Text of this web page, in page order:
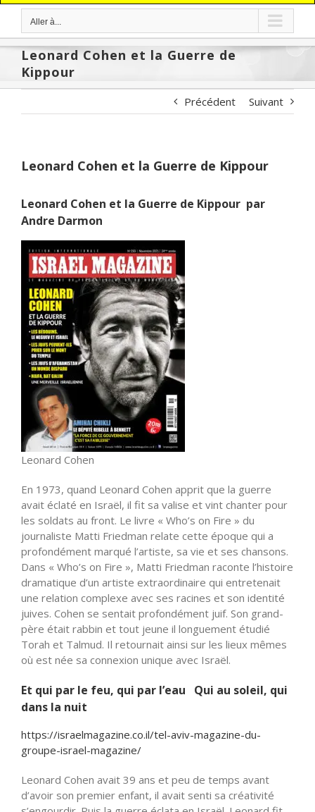
Aller à...
Leonard Cohen et la Guerre de
Kippour
Précédent Suivant
Leonard Cohen et la Guerre de Kippour
Leonard Cohen et la Guerre de Kippour par
Andre Darmon
Leonard Cohen
En 1973, quand Leonard Cohen apprit que la guerre
avait éclaté en Israël, il fit sa valise et vint chanter pour
les soldats au front. Le livre « Who’s on Fire » du
journaliste Matti Friedman relate cette époque qui a
profondément marqué l’artiste, sa vie et ses chansons.
Dans « Who’s on Fire », Matti Friedman raconte l’histoire
dramatique d’un artiste extraordinaire qui entretenait
une relation complexe avec ses racines et son identité
juives. Cohen se sentait profondément juif. Son grand-
père était rabbin et tout jeune il longuement étudié
Torah et Talmud. Il retournait ainsi sur les lieux mêmes
où est née sa connexion unique avec Israël.
Et qui par le feu, qui par l’eau Qui au soleil, qui
dans la nuit
https://israelmagazine.co.il/tel-aviv-magazine-du-
groupe-israel-magazine/
Leonard Cohen avait 39 ans et peu de temps avant
d’avoir son premier enfant, il avait senti sa créativité